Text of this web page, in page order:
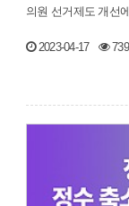
의원 선거제도 개선
2023-04-17 739